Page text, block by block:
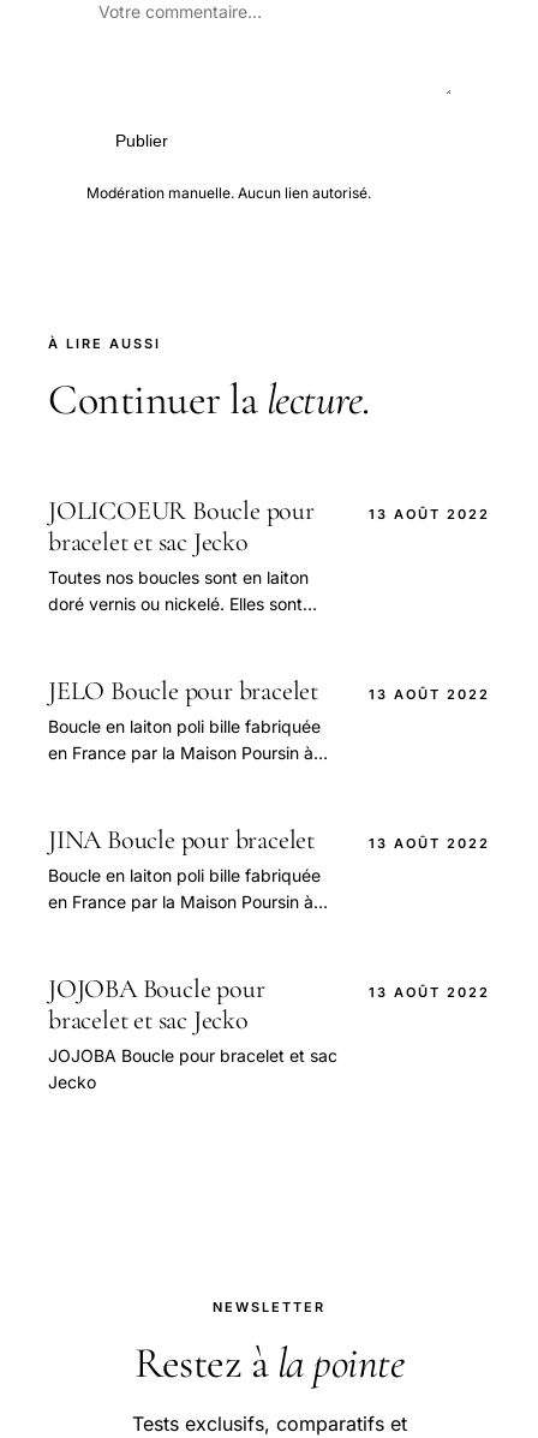
Publier
Modération manuelle. Aucun lien autorisé.
À LIRE AUSSI
Continuer la lecture.
JOLICOEUR Boucle pour
bracelet et sac Jecko
Toutes nos boucles sont en laiton
doré vernis ou nickelé. Elles sont
13 AOÛT 2022
JELO Boucle pour bracelet
Boucle en laiton poli bille fabriquée
en France par la Maison Poursin à
13 AOÛT 2022
JINA Boucle pour bracelet
Boucle en laiton poli bille fabriquée
en France par la Maison Poursin à
13 AOÛT 2022
JOJOBA Boucle pour
bracelet et sac Jecko
JOJOBA Boucle pour bracelet et sac
Jecko
13 AOÛT 2022
NEWSLETTER
Restez à la pointe
Tests exclusifs, comparatifs et